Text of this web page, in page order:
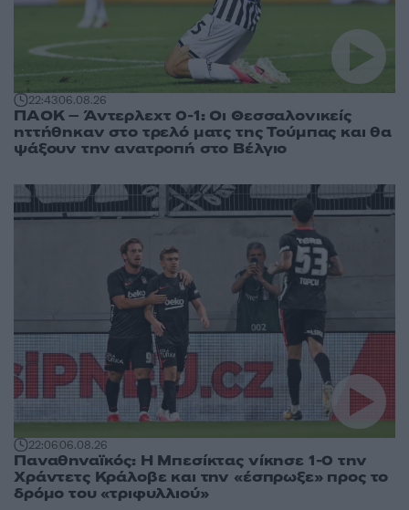
22:4306.08.26
ΠΑΟΚ – Άντερλεχτ 0-1: Οι Θεσσαλονικείς
ηττήθηκαν στο τρελό ματς της Τούμπας και θα
ψάξουν την ανατροπή στο Βέλγιο
22:0606.08.26
Παναθηναϊκός: Η Μπεσίκτας νίκησε 1-0 την
Χράντετς Κράλοβε και την «έσπρωξε» προς το
δρόμο του «τριφυλλιού»